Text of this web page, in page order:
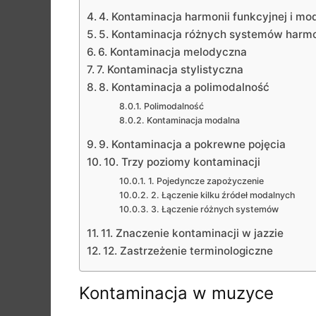
4. Kontaminacja harmonii funkcyjnej i
5. Kontaminacja różnych systemów
6. Kontaminacja melodyczna
7. Kontaminacja stylistyczna
8. Kontaminacja a polimodalność
Polimodalność
Kontaminacja modalna
9. Kontaminacja a pokrewne pojęcia
10. Trzy poziomy kontaminacji
1. Pojedyncze zapożyczenie
2. Łączenie kilku źródeł modalnych
3. Łączenie różnych systemów
11. Znaczenie kontaminacji w jazzie
12. Zastrzeżenie terminologiczne
Kontaminacja w muzyce